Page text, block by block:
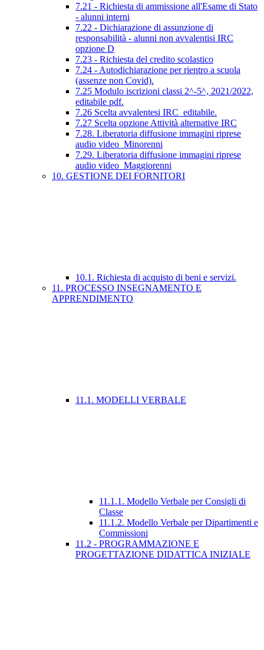
7.21 - Richiesta di ammissione all'Esame di Stato
- alunni interni
7.22 - Dichiarazione di assunzione di
responsabilità - alunni non avvalentisi IRC
opzione D
7.23 - Richiesta del credito scolastico
7.24 - Autodichiarazione per rientro a scuola
(assenze non Covid).
7.25 Modulo iscrizioni classi 2^-5^, 2021/2022,
editabile pdf.
7.26 Scelta avvalentesi IRC_editabile.
7.27 Scelta opzione Attività alternative IRC
7.28. Liberatoria diffusione immagini riprese
audio video_Minorenni
7.29. Liberatoria diffusione immagini riprese
audio video_Maggiorenni
10. GESTIONE DEI FORNITORI
10.1. Richiesta di acquisto di beni e servizi.
11. PROCESSO INSEGNAMENTO E
APPRENDIMENTO
11.1. MODELLI VERBALE
11.1.1. Modello Verbale per Consigli di
Classe
11.1.2. Modello Verbale per Dipartimenti e
Commissioni
11.2 - PROGRAMMAZIONE E
PROGETTAZIONE DIDATTICA INIZIALE